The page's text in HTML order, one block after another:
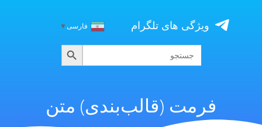
content
ویژگی های تلگرام فارسی▼
جستجو
برای:
جستجو
فرمت (قالب‌بندی) متن